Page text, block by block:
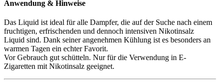
Anwendung & Hinweise
Das Liquid ist ideal für alle Dampfer, die auf der Suche nach einem
fruchtigen, erfrischenden und dennoch intensiven Nikotinsalz
Liquid sind. Dank seiner angenehmen Kühlung ist es besonders an
warmen Tagen ein echter Favorit.
Vor Gebrauch gut schütteln. Nur für die Verwendung in E-
Zigaretten mit Nikotinsalz geeignet.